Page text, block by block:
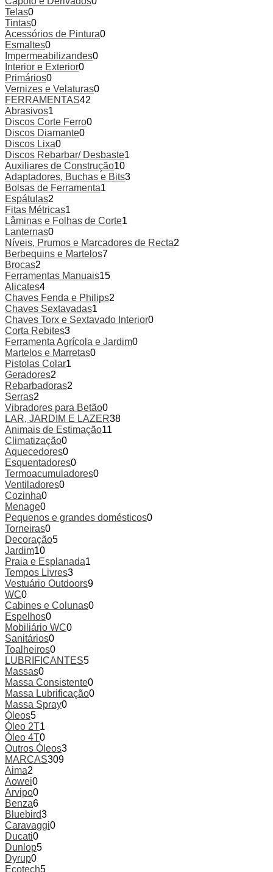
Telas0
Tintas0
Acessórios de Pintura0
Esmaltes0
Impermeabilizandes0
Interior e Exterior0
Primários0
Vernizes e Velaturas0
FERRAMENTAS42
Abrasivos1
Discos Corte Ferro0
Discos Diamante0
Discos Lixa0
Discos Rebarbar/ Desbaste1
Auxiliares de Construção10
Adaptadores, Buchas e Bits3
Bolsas de Ferramenta1
Espátulas2
Fitas Métricas1
Lâminas e Folhas de Corte1
Lanternas0
Níveis, Prumos e Marcadores de Recta2
Berbequins e Martelos7
Brocas2
Ferramentas Manuais15
Alicates4
Chaves Fenda e Philips2
Chaves Sextavadas1
Chaves Torx e Sextavado Interior0
Corta Rebites3
Ferramenta Agrícola e Jardim0
Martelos e Marretas0
Pistolas Colar1
Geradores2
Rebarbadoras2
Serras2
Vibradores para Betão0
LAR, JARDIM E LAZER38
Animais de Estimação11
Climatização0
Aquecedores0
Esquentadores0
Termoacumuladores0
Ventiladores0
Cozinha0
Menage0
Pequenos e grandes domésticos0
Torneiras0
Decoração5
Jardim10
Praia e Esplanada1
Tempos Livres3
Vestuário Outdoors9
WC0
Cabines e Colunas0
Espelhos0
Mobiliário WC0
Sanitários0
Toalheiros0
LUBRIFICANTES5
Massas0
Massa Consistente0
Massa Lubrificação0
Massa Spray0
Óleos5
Óleo 2T1
Óleo 4T0
Outros Óleos3
MARCAS309
Aima2
Aowei0
Arvipo0
Benza6
Bluebird3
Caravaggi0
Ducati0
Dunlop5
Dyrup0
Ecotech5